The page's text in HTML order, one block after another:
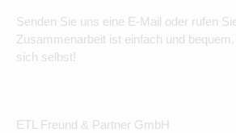
Senden Sie uns eine E-Mail oder rufen
Zusammenarbeit ist einfach und
sich selbst!
ETL Freund & Partner GmbH